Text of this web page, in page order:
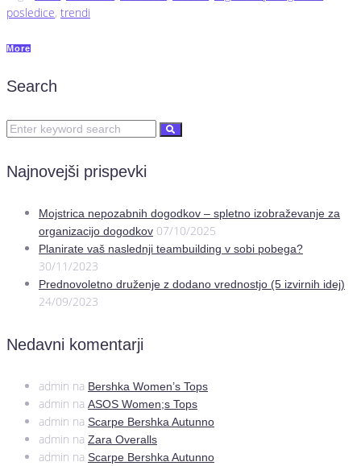
posledice, trendi
More
Search
Najnovejši prispevki
Mojstrica nepozabnih dogodkov – spletno izobraževanje za
organizacijo dogodkov 07/10/2025
Planirate vaš naslednji teambuilding v sobi pobega?
30/11/2023
Prednovoletno druženje z dodano vrednostjo (5 izvirnih idej)
24/09/2023
Nedavni komentarji
admin na Bershka Women’s Tops
admin na ASOS Women;s Tops
admin na Scarpe Bershka Autunno
admin na Zara Overalls
admin na Scarpe Bershka Autunno